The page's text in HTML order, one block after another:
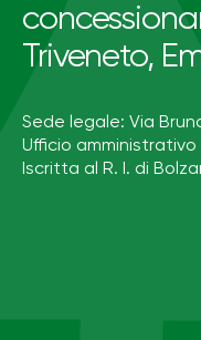
Triveneto,
Sede legale: Via
Ufficio amministrativo
Iscritta al R. I. di